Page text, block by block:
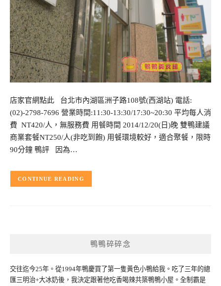
店家官網點此 台北市內湖區洲子路108號(西湖站) 電話:
(02)-2798-7696 營業時間:11:30-13:30/17:30~20:30 平均每人消
費 NT420/人，無服務費 用餐時間 2014/12/20(日)晚 雙鴨建議
商業套餐NT250/人(非吃到飽) 用餐環境較好，適合聚餐，限時
90分鐘 鴨評 因為…
CONTINUE READING
鴨鴨碎碎念
交往迄今25年。從1994年鴨慶買了第一隻黃色小鴨給我。吃了三年的總
匯三明治+大冰奶後，我決定跟著他吃香喝辣共築鴨鴨小屋。全制霸是